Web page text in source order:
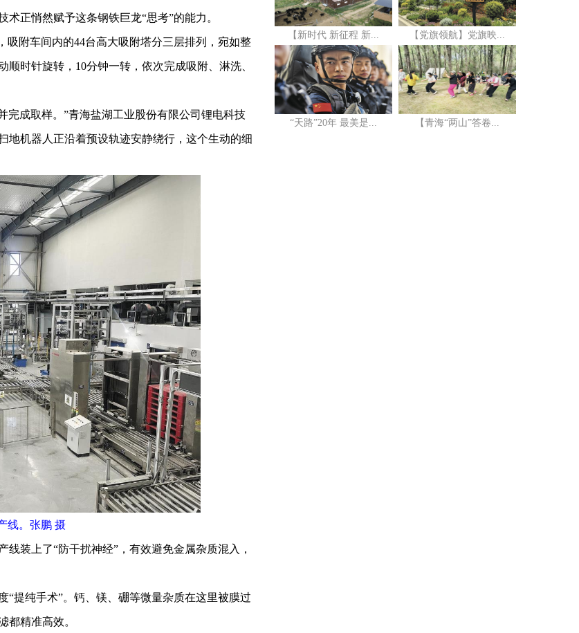
正悄然赋予这条钢铁巨龙“思考”的能力。
附车间内的44台高大吸附塔分三层排列，宛如整
时针旋转，10分钟一转，依次完成吸附、淋洗、
成取样。”青海盐湖工业股份有限公司锂电科技
地机器人正沿着预设轨迹安静绕行，这个生动的细
线。张鹏 摄
装上了“防干扰神经”，有效避免金属杂质混入，
纯手术”。钙、镁、硼等微量杂质在这里被膜过
都精准高效。
【新时代 新征程 新... 【党旗领航】党旗映...
“天路”20年 最美是... 【青海“两山”答卷...